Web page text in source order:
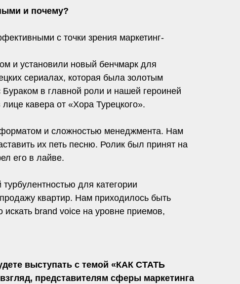
и почему?
с точки зрения маркетинг-
и установили новый бенчмарк для
сериалах, которая была золотым
в главной роли и нашей героиней
кавера от «Хора Турецкого».
и сложностью менеджмента. Нам
их петь песню. Ролик был принят на
его в лайве.
для категории
квартир. Нам приходилось быть
brand voice на уровне приемов,
выступать с темой «КАК СТАТЬ
представителям сферы маркетинга